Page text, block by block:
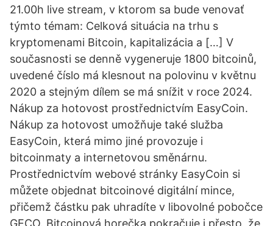
21.00h live stream, v ktorom sa bude venovať
týmto témam: Celková situácia na trhu s
kryptomenami Bitcoin, kapitalizácia a […] V
současnosti se denně vygeneruje 1800 bitcoinů,
uvedené číslo má klesnout na polovinu v květnu
2020 a stejným dílem se má snížit v roce 2024.
Nákup za hotovost prostřednictvím EasyCoin.
Nákup za hotovost umožňuje také služba
EasyCoin, která mimo jiné provozuje i
bitcoinmaty a internetovou směnárnu.
Prostřednictvím webové stránky EasyCoin si
můžete objednat bitcoinové digitální mince,
přičemž částku pak uhradíte v libovolné pobočce
GECO. Bitcoinová horečka pokračuje i přesto, že